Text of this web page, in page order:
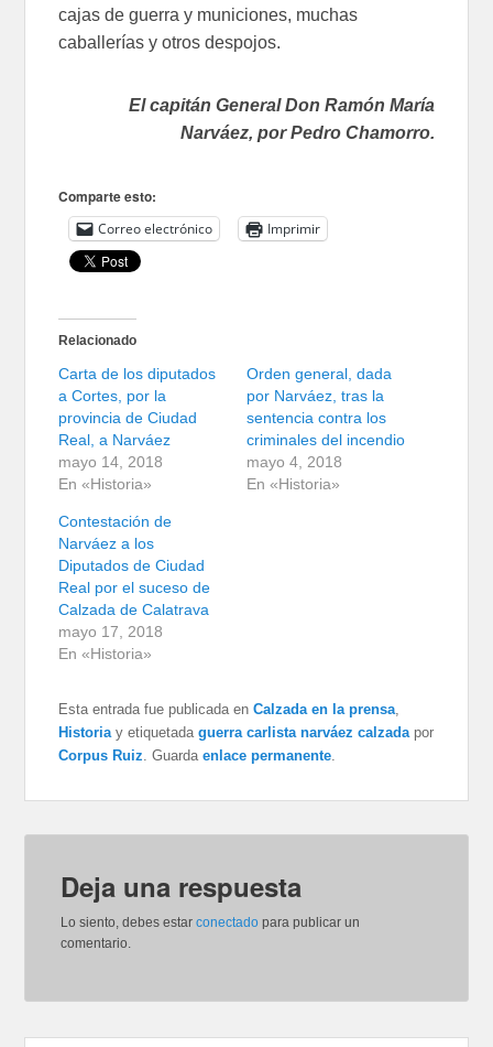
cajas de guerra y municiones, muchas
caballerías y otros despojos.
El capitán General Don Ramón María
Narváez, por Pedro Chamorro.
Comparte esto:
Correo electrónico Imprimir
Relacionado
Carta de los diputados
a Cortes, por la
provincia de Ciudad
Real, a Narváez
mayo 14, 2018
En «Historia»
Orden general, dada
por Narváez, tras la
sentencia contra los
criminales del incendio
mayo 4, 2018
En «Historia»
Contestación de
Narváez a los
Diputados de Ciudad
Real por el suceso de
Calzada de Calatrava
mayo 17, 2018
En «Historia»
Esta entrada fue publicada enCalzada en la prensa
Historia y etiquetadaguerra carlista narváez calzada por
Corpus Ruiz . Guardaenlace permanente
Deja una respuesta
Lo siento, debes estarconectado para publicar un
comentario.